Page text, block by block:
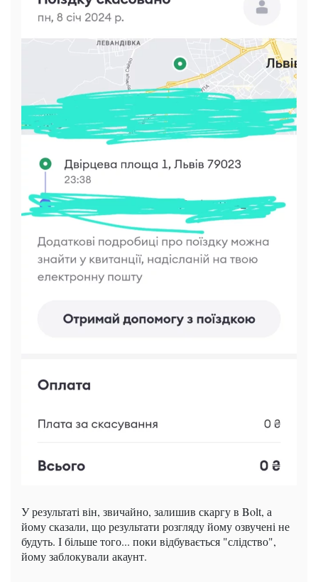
У результаті він, звичайно, залишив скаргу в Bolt, а
йому сказали, що результати розгляду йому озвучені не
будуть. І більше того... поки відбувається "слідство",
йому заблокували акаунт.